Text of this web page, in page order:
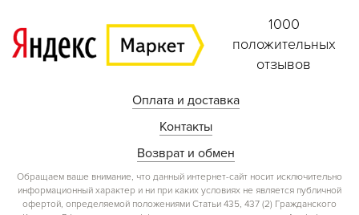
1000
положительных
отзывов
Оплата и доставка
Контакты
Возврат и обмен
Обращаем ваше внимание, что данный интернет-сайт носит исключительно
информационный характер и ни при каких условиях не является публичной
офертой, определяемой положениями Статьи 435, 437 (2) Гражданского